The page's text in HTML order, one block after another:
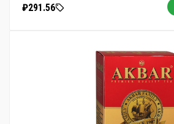
₽291.56